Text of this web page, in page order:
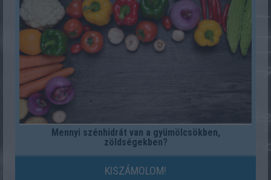
Mennyi szénhidrát van a gyümölcsökben,
zöldségekben?
KISZÁMOLOM!